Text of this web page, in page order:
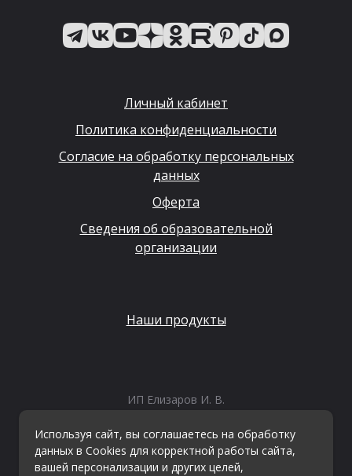
Личный кабинет
Политика конфиденциальности
Согласие на обработку персональных
данных
Оферта
Сведения об образовательной
организации
Наши продукты
ИП Елизаров И. В.
ОГРНИП: 315665800057162
Эл. почта:info@kvestiks.ru
Используя сайт, вы соглашаетесь на обработку
данных в Cookies для корректной работы сайта,
вашей персонализации и других целей,